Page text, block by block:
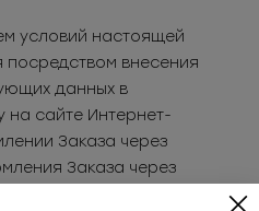
условий настоящей
внесения
данных в
сайте Интернет-
Заказа через
Заказа через